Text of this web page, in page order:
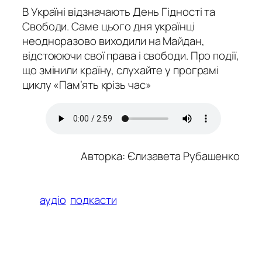
В Україні відзначають День Гідності та
Свободи. Саме цього дня українці
неодноразово виходили на Майдан,
відстоюючи свої права і свободи. Про події,
що змінили країну, слухайте у програмі
циклу «Пам’ять крізь час»
Авторка:Єлизавета Рубашенко
аудіо подкасти